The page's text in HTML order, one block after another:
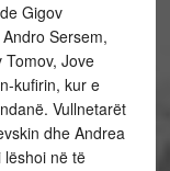
Gigov
Sersem,
Tomov, Jove
kufirin, kur e
Vullnetarët
dhe Andrea
në të